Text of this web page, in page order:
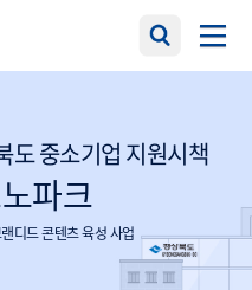
도 중소기업 지원시책
파크
디드 콘텐츠 육성 사업